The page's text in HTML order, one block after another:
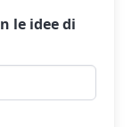
le idee di